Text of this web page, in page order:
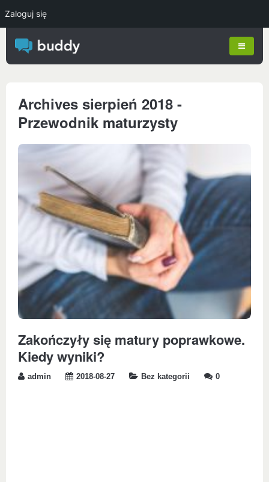
Archives sierpień 2018 -
Przewodnik maturzysty
Zakończyły się matury poprawkowe.
Kiedy wyniki?
admin 2018-08-27 Bez kategorii 0
Zaloguj się